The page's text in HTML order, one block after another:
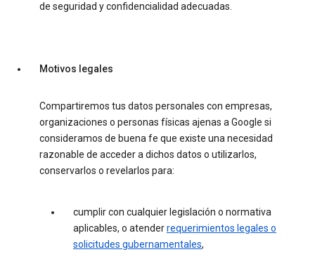
de seguridad y confidencialidad adecuadas.
Motivos legales
Compartiremos tus datos personales con empresas,
organizaciones o personas físicas ajenas a Google si
consideramos de buena fe que existe una necesidad
razonable de acceder a dichos datos o utilizarlos,
conservarlos o revelarlos para:
cumplir con cualquier legislación o normativa
aplicables, o atenderrequerimientos legales o
solicitudes gubernamentales,